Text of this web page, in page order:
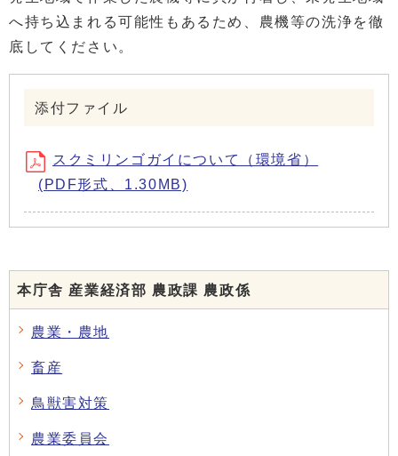
へ持ち込まれる可能性もあるため、農機等の洗浄を徹
底してください。
添付ファイル
スクミリンゴガイについて（環境省）
(PDF形式、1.30MB)
本庁舎 産業経済部 農政課 農政係
農業・農地
畜産
鳥獣害対策
農業委員会